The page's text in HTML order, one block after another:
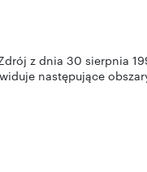
z dnia 30 sierpnia
następujące